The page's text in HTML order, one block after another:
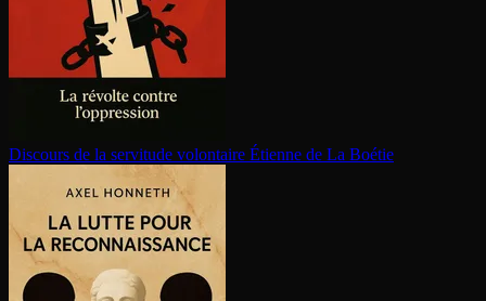
Discours de la servitude volontaire Étienne de La Boétie